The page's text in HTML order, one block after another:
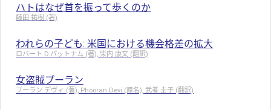
ハトはなぜ首を振って歩くのか
藤田 祐樹 (著)
われらの子ども: 米国における機会格差の拡大
ロバート D.パットナム (著), 柴内 康文 (翻訳)
女盗賊プーラン
プーラン デヴィ (著), Phooran Devi (原名), 武者 圭子 (翻訳)